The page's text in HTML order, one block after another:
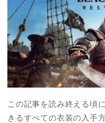
この記事を読み終える頃
きるすべての衣装の入手